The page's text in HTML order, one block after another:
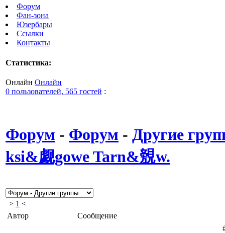
Форум
Фан-зона
Юзербары
Ссылки
Контакты
Статистика:
Онлайн Онлайн
0 пользователей, 565 гостей :
Форум - Форум - Другие
ksi&觑gowe Tarn&覫w.
> 1 <
Автор
Сообщение